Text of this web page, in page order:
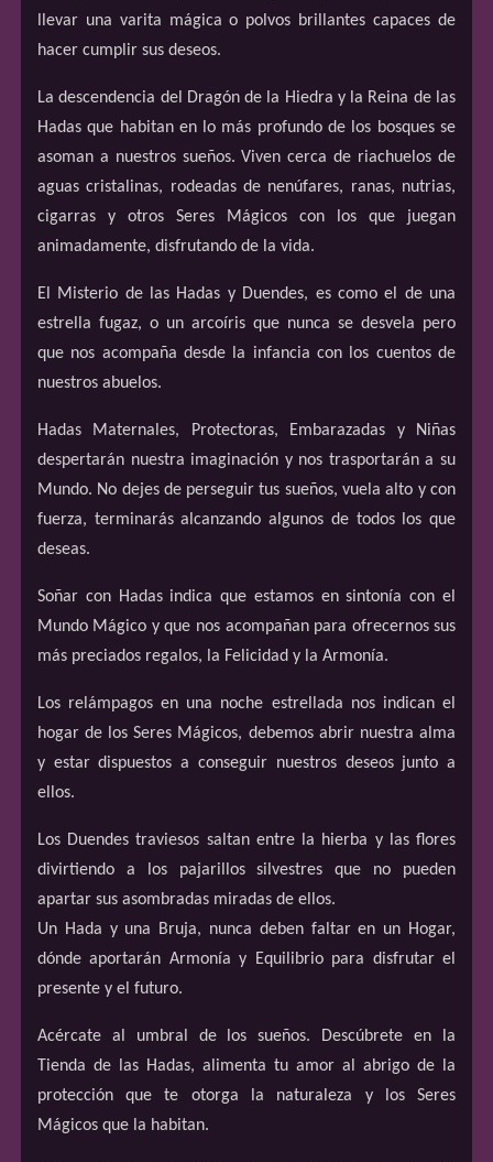
llevar una varita mágica o polvos brillantes capaces de
hacer cumplir sus deseos.
La descendencia del Dragón de la Hiedra y la Reina de las
Hadas que habitan en lo más profundo de los bosques se
asoman a nuestros sueños. Viven cerca de riachuelos de
aguas cristalinas, rodeadas de nenúfares, ranas, nutrias,
cigarras y otros Seres Mágicos con los que juegan
animadamente, disfrutando de la vida.
El Misterio de las Hadas y Duendes, es como el de una
estrella fugaz, o un arcoíris que nunca se desvela pero
que nos acompaña desde la infancia con los cuentos de
nuestros abuelos.
Hadas Maternales, Protectoras, Embarazadas y Niñas
despertarán nuestra imaginación y nos trasportarán a su
Mundo. No dejes de perseguir tus sueños, vuela alto y con
fuerza, terminarás alcanzando algunos de todos los que
deseas.
Soñar con Hadas indica que estamos en sintonía con el
Mundo Mágico y que nos acompañan para ofrecernos sus
más preciados regalos, la Felicidad y la Armonía.
Los relámpagos en una noche estrellada nos indican el
hogar de los Seres Mágicos, debemos abrir nuestra alma
y estar dispuestos a conseguir nuestros deseos junto a
ellos.
Los Duendes traviesos saltan entre la hierba y las flores
divirtiendo a los pajarillos silvestres que no pueden
apartar sus asombradas miradas de ellos.
Un Hada y una Bruja, nunca deben faltar en un Hogar,
dónde aportarán Armonía y Equilibrio para disfrutar el
presente y el futuro.
Acércate al umbral de los sueños. Descúbrete en la
Tienda de las Hadas, alimenta tu amor al abrigo de la
protección que te otorga la naturaleza y los Seres
Mágicos que la habitan.